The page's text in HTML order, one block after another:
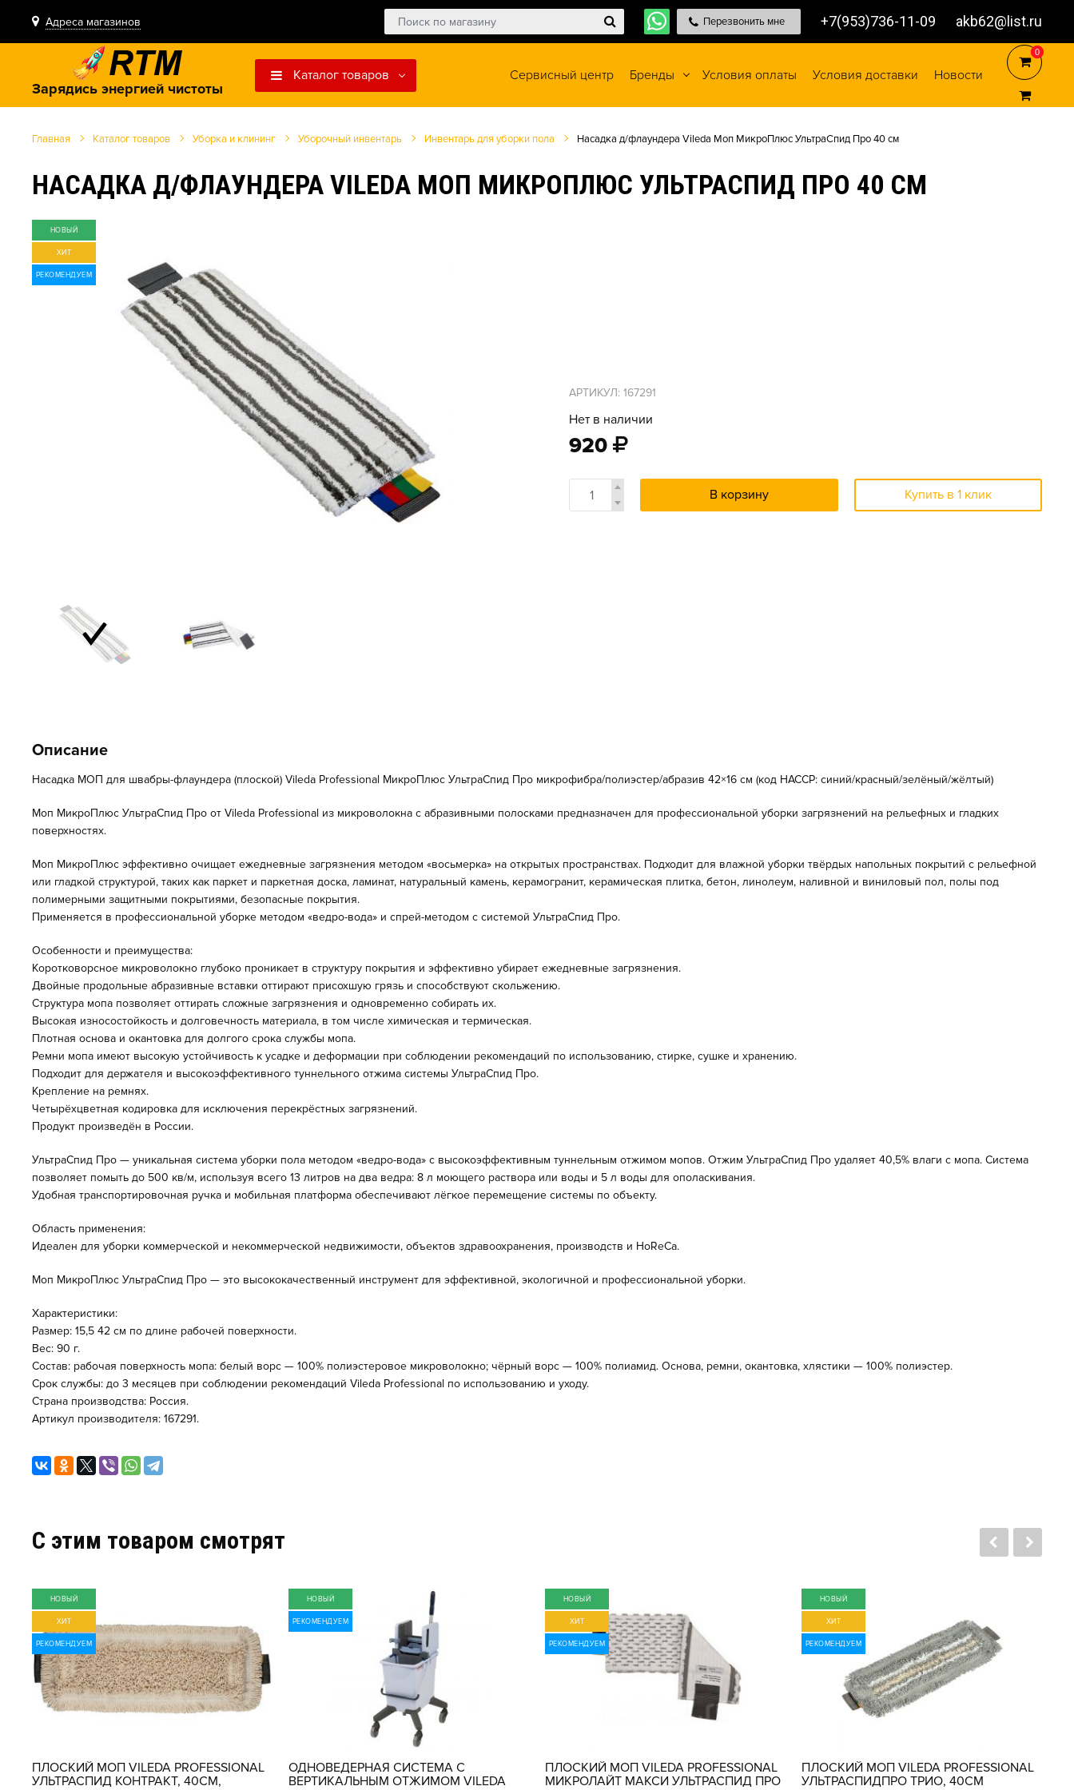
Адреса магазинов Перезвонить мне +7(953)736-11-09 akb62@list.ru
Зарядись энергией чистоты
Каталог товаров Сервисный центр Бренды Условия оплаты Условия доставки Новости
0
0
Главная Каталог товаров Уборка и клининг Уборочный инвентарь Инвентарь для уборки пола Насадка д/флаундера Vileda Моп МикроПлюс УльтраСпид Про 40 см
НАСАДКА Д/ФЛАУНДЕРА VILEDA МОП МИКРОПЛЮС УЛЬТРАСПИД ПРО 40 СМ
НОВЫЙ
ХИТ
РЕКОМЕНДУЕМ
АРТИКУЛ: 167291
Нет в наличии
920
В корзину Купить в 1 клик
Описание
Насадка МОП для швабры-флаундера (плоской) Vileda Professional МикроПлюс УльтраСпид Про микрофибра/полиэстер/абразив 42×16 см (код НАССР: синий/красный/зелёный/жёлтый)
Моп МикроПлюс УльтраСпид Про от Vileda Professional из микроволокна с абразивными полосками предназначен для профессиональной уборки загрязнений на рельефных и гладких
поверхностях.
Моп МикроПлюс эффективно очищает ежедневные загрязнения методом «восьмерка» на открытых пространствах. Подходит для влажной уборки твёрдых напольных покрытий с рельефной
или гладкой структурой, таких как паркет и паркетная доска, ламинат, натуральный камень, керамогранит, керамическая плитка, бетон, линолеум, наливной и виниловый пол, полы под
полимерными защитными покрытиями, безопасные покрытия.
Применяется в профессиональной уборке методом «ведро-вода» и спрей-методом с системой УльтраСпид Про.
Особенности и преимущества:
Коротковорсное микроволокно глубоко проникает в структуру покрытия и эффективно убирает ежедневные загрязнения.
Двойные продольные абразивные вставки оттирают присохшую грязь и способствуют скольжению.
Структура мопа позволяет оттирать сложные загрязнения и одновременно собирать их.
Высокая износостойкость и долговечность материала, в том числе химическая и термическая.
Плотная основа и окантовка для долгого срока службы мопа.
Ремни мопа имеют высокую устойчивость к усадке и деформации при соблюдении рекомендаций по использованию, стирке, сушке и хранению.
Подходит для держателя и высокоэффективного туннельного отжима системы УльтраСпид Про.
Крепление на ремнях.
Четырёхцветная кодировка для исключения перекрёстных загрязнений.
Продукт произведён в России.
УльтраСпид Про — уникальная система уборки пола методом «ведро-вода» с высокоэффективным туннельным отжимом мопов. Отжим УльтраСпид Про удаляет 40,5% влаги с мопа. Система
позволяет помыть до 500 кв/м, используя всего 13 литров на два ведра: 8 л моющего раствора или воды и 5 л воды для ополаскивания.
Удобная транспортировочная ручка и мобильная платформа обеспечивают лёгкое перемещение системы по объекту.
Область применения:
Идеален для уборки коммерческой и некоммерческой недвижимости, объектов здравоохранения, производств и HoReCa.
Моп МикроПлюс УльтраСпид Про — это высококачественный инструмент для эффективной, экологичной и профессиональной уборки.
Характеристики:
Размер: 15,5 42 см по длине рабочей поверхности.
Вес: 90 г.
Состав: рабочая поверхность мопа: белый ворс — 100% полиэстеровое микроволокно; чёрный ворс — 100% полиамид. Основа, ремни, окантовка, хлястики — 100% полиэстер.
Срок службы: до 3 месяцев при соблюдении рекомендаций Vileda Professional по использованию и уходу.
Страна производства: Россия.
Артикул производителя: 167291.
C этим товаром смотрят
НОВЫЙ
ХИТ
РЕКОМЕНДУЕМ
ПЛОСКИЙ МОП VILEDA PROFESSIONAL
УЛЬТРАСПИД КОНТРАКТ, 40СМ,
НОВЫЙ
РЕКОМЕНДУЕМ
ОДНОВЕДЕРНАЯ СИСТЕМА С
ВЕРТИКАЛЬНЫМ ОТЖИМОМ VILEDA
НОВЫЙ
ХИТ
РЕКОМЕНДУЕМ
ПЛОСКИЙ МОП VILEDA PROFESSIONAL
МИКРОЛАЙТ МАКСИ УЛЬТРАСПИД ПРО
НОВЫЙ
ХИТ
РЕКОМЕНДУЕМ
ПЛОСКИЙ МОП VILEDA PROFESSIONAL
УЛЬТРАСПИДПРО ТРИО, 40СМ